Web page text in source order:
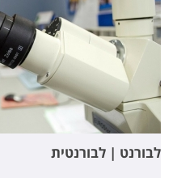
לבורנט | לבורנטית